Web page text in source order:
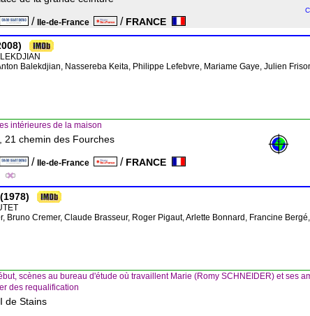
/ Ile-de-France / FRANCE
Balekdjian, Nassereba Keita, Philippe Lefebvre, Mariame Gaye, Julien
intérieures de la maison
21 chemin des Fourches
/ Ile-de-France / FRANCE
(1978)
Bruno Cremer, Claude Brasseur, Roger Pigaut, Arlette Bonnard, Francine
scènes au bureau d'étude où travaillent Marie (Romy SCHNEIDER) et ses
des requalification
de Stains